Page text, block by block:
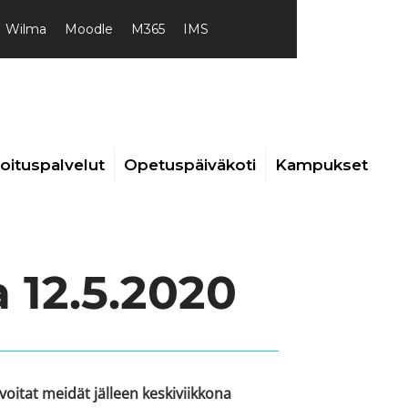
Wilma Moodle M365 IMS
Opetuspäiväkoti
Kampukset
meidät jälleen keskiviikkona